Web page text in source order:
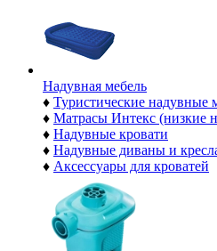
Надувная мебель
♦ Туристические надувные
♦ Матрасы Интекс (низкие
♦ Надувные кровати
♦ Надувные диваны и
♦ Аксессуары для кроватей